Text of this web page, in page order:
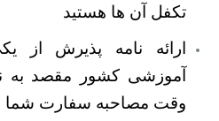
تکفل آن ها هستید
ارائه نامه پذیرش از
آموزشی کشور مقصد به
وقت مصاحبه سفارت شما